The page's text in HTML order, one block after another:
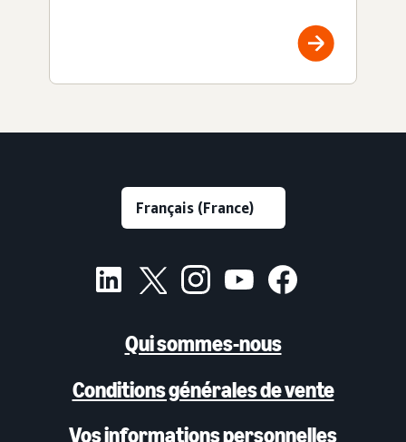
Qui sommes-nous
Conditions générales de vente
Vos informations personnelles